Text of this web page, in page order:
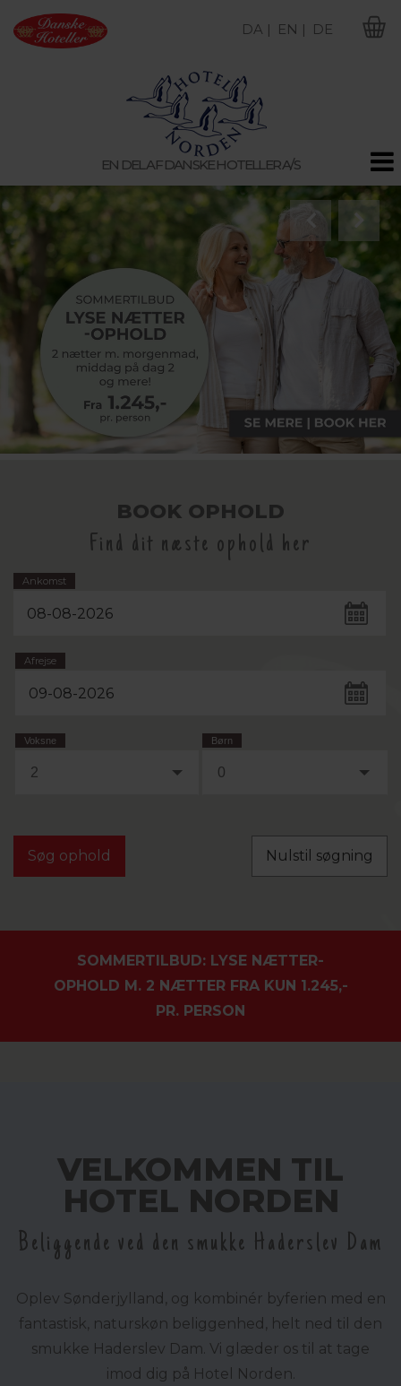
EN DEL AF DANSKE HOTELLER A/S
DA | EN | DE
BOOK OPHOLD
Find dit næste ophold her
Ankomst
Afrejse
Voksne
2
Børn
0
Nulstil søgning
SOMMERTILBUD: LYSE NÆTTER-
OPHOLD M. 2 NÆTTER FRA KUN 1.245,-
PR. PERSON
VELKOMMEN TIL
HOTEL NORDEN
Beliggende ved den smukke Haderslev Dam
Oplev Sønderjylland, og kombinér byferien med en
fantastisk, naturskøn beliggenhed, helt ned til den
smukke Haderslev Dam. Vi glæder os til at tage
imod dig på Hotel Norden.